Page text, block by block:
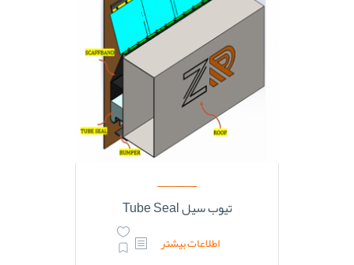
تیوب سیل Tube Seal
اطلاعات بیشتر